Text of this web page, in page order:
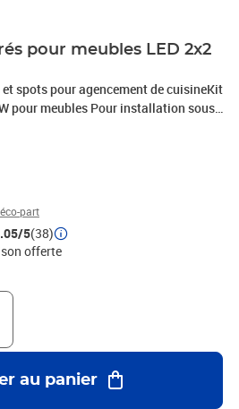
pour meubles LED 2x2
spots pour agencement de cuisineKit
Pour installation sous
miroirs…Boîtier
30 000 h.Tension 5 Ans
Pour installation sous meubles
aluminium.Module LED
: 3000°K.Durée de vie moyenne : 30
gradable.Ø : 65 mm.Profondeur
: 85°.Classe II.Caractéristiques
éco-part
5(38)
offerte
au panier